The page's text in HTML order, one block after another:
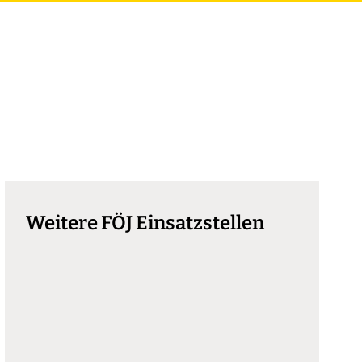
Weitere FÖJ Einsatzstellen